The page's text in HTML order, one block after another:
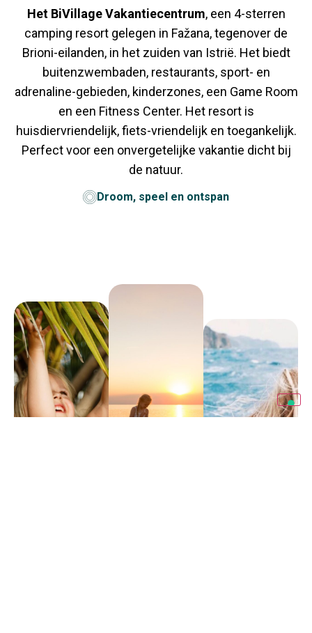
Het BiVillage Vakantiecentrum, een 4-sterren
camping resort gelegen in Fažana, tegenover de
Brioni-eilanden, in het zuiden van Istrië. Het biedt
buitenzwembaden, restaurants, sport- en
adrenaline-gebieden, kinderzones, een Game Room
en een Fitness Center. Het resort is
huisdiervriendelijk, fiets-vriendelijk en toegankelijk.
Perfect voor een onvergetelijke vakantie dicht bij
de natuur.
Droom, speel en ontspan